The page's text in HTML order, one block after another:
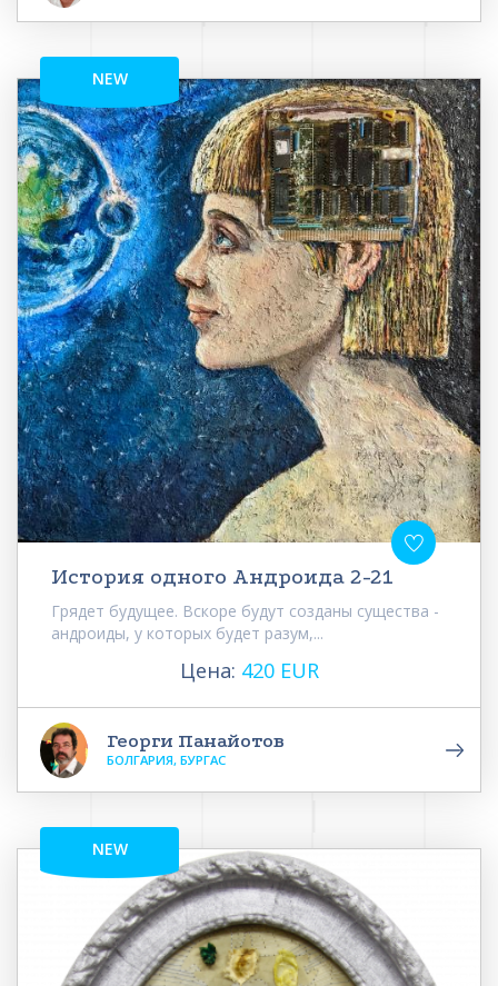
NEW
История одного Андроида 2-21
Грядет будущее. Вскоре будут созданы существа -
андроиды, у которых будет разум,...
Цена: 420 EUR
Георги Панайотов
БОЛГАРИЯ, БУРГАС
NEW